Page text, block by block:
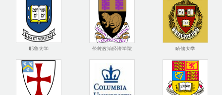
耶鲁大学 伦敦政治经济学院 哈佛大学